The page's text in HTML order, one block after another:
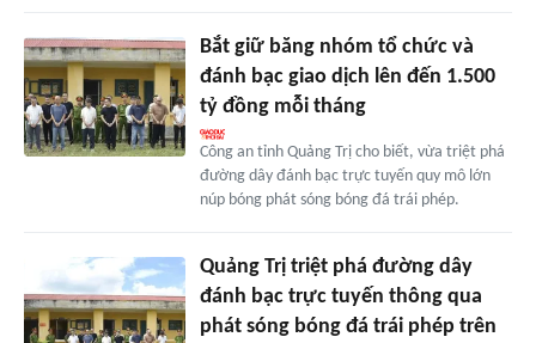
Bắt giữ băng nhóm tổ chức và
đánh bạc giao dịch lên đến 1.500
tỷ đồng mỗi tháng
Công an tỉnh Quảng Trị cho biết, vừa triệt phá
đường dây đánh bạc trực tuyến quy mô lớn
núp bóng phát sóng bóng đá trái phép.
Quảng Trị triệt phá đường dây
đánh bạc trực tuyến thông qua
phát sóng bóng đá trái phép trên